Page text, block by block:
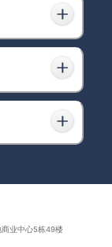
业中心5栋49楼